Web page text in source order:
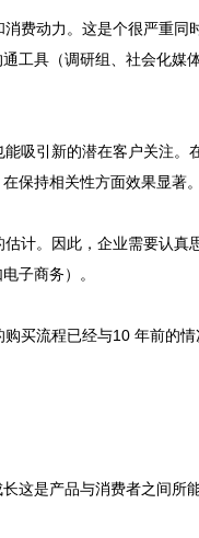
费动力。这是个很严重同
工具（调研组、社会化媒
吸引新的潜在客户关注。
保持相关性方面效果显著。
计。因此，企业需要认真
子商务）。
买流程已经与10 年前的
这是产品与消费者之间所